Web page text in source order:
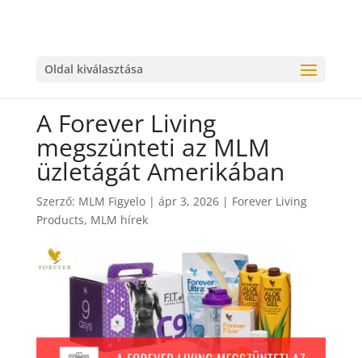
Oldal kiválasztása
A Forever Living
megszünteti az MLM
üzletágát Amerikában
Szerző: MLM Figyelo| ápr 3, 2026| Forever Living
Products, MLM hírek